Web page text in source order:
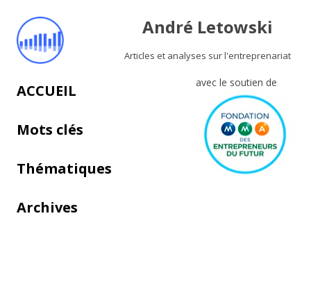
André Letowski
Articles et analyses sur l'entreprenariat
avec le soutien de
Aller au contenu principal
ACCUEIL
Mots clés
Thématiques
Archives